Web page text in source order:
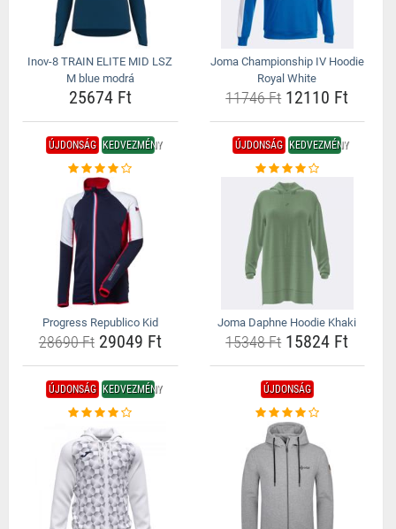
Inov-8 TRAIN ELITE MID LSZ
M blue modrá
25674 Ft
Joma Championship IV Hoodie
Royal White
11746 Ft12110 Ft
ÚJDONSÁG KEDVEZMÉNY
Progress Republico Kid
28690 Ft29049 Ft
ÚJDONSÁG KEDVEZMÉNY
Joma Daphne Hoodie Khaki
15348 Ft15824 Ft
ÚJDONSÁG KEDVEZMÉNY ÚJDONSÁG